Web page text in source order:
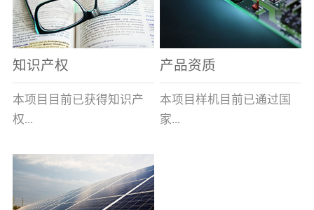
表示带熔断指示及信号输
出功能,在S后加/H数字表
示适用于高海拔产品,即H1
表示大于1000米小于等于
米小于等于3000米，H3表
示大于3000米小于等于
全球的风能约为
2.74×109MW，其中可...
全性、相对的广泛性、确
实的长寿命和免维护性、
资源的充...
知识产权
本项目目前已获得知识产
权...
8项，其中发明专利2项，
实用新型专利6项。目前低
产品资质
本项目样机目前已通过国
家...